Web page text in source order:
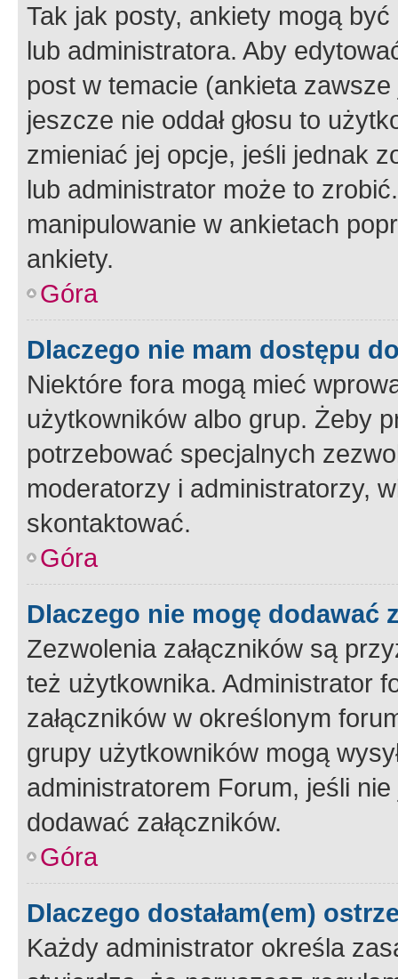
Tak jak posty, ankiety mogą
lub administratora. Aby
post w temacie (ankieta
jeszcze nie oddał głosu to
zmieniać jej opcje, jeśli jednak
lub administrator może to
manipulowanie w ankietach
ankiety.
Góra
Dlaczego nie mam dostępu
Niektóre fora mogą mieć
użytkowników albo grup. Żeby
potrzebować specjalnych
moderatorzy i administratorzy,
skontaktować.
Góra
Dlaczego nie mogę dodawać
Zezwolenia załączników są
też użytkownika. Administrator
załączników w określonym
grupy użytkowników mogą
administratorem Forum, jeśli
dodawać załączników.
Góra
Dlaczego dostałam(em)
Każdy administrator określa